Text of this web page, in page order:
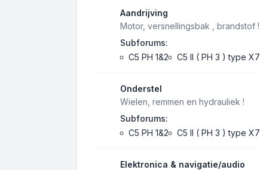
Aandrijving
Motor, versnellingsbak , brandstof !
Subforums:
C5 PH 1&2
C5 II ( PH 3 ) type X7
Onderstel
Wielen, remmen en hydrauliek !
Subforums:
C5 PH 1&2
C5 II ( PH 3 ) type X7
Elektronica & navigatie/audio